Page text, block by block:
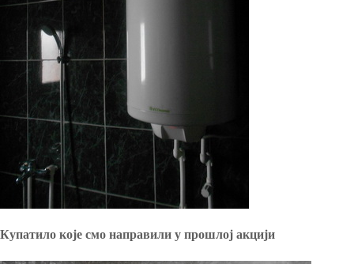
Купатило које смо направили у прошлој акцији